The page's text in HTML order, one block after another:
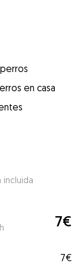
en casa
incluida
7€
7€